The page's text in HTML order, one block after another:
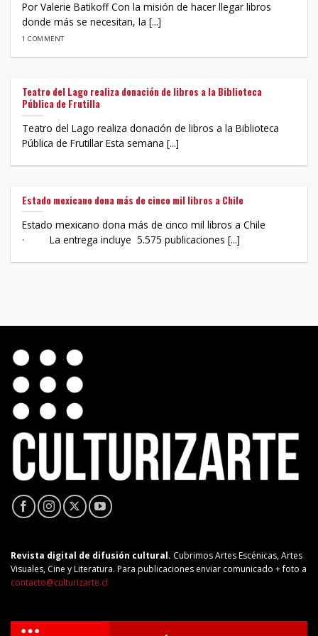
Por Valerie Batikoff Con la misión de hacer llegar libros
donde más se necesitan, la [...]
1 COMMENT
Teatro del Lago realiza donación de libros a la Biblioteca
Pública de Frutilla
Teatro del Lago realiza donación de libros a la Biblioteca
Pública de Frutillar Esta semana [...]
Estado mexicano dona más de cinco mil libros a Chile
Estado mexicano dona más de cinco mil libros a Chile
· La entrega incluye 5.575 publicaciones [...]
Revista digital de difusión cultural. Cubrimos Artes Escénicas, Artes
Visuales, Cine y Literatura. Para publicaciones enviar comunicado + foto a
contacto@culturizarte.cl